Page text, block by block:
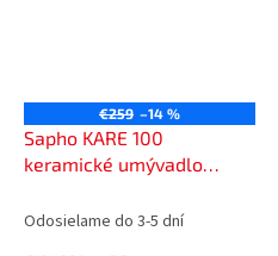
€259 –14 %
Sapho KARE 100
keramické umývadlo
17100
Odosielame do 3-5 dní